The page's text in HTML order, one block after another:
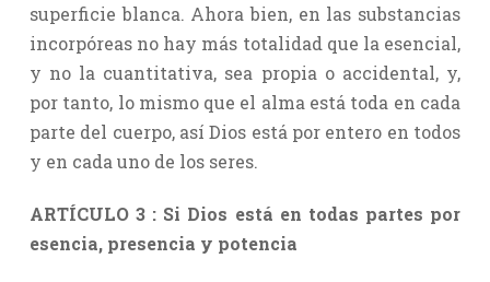
superficie blanca. Ahora bien, en las substancias
incorpóreas no hay más totalidad que la esencial,
y no la cuantitativa, sea propia o accidental, y,
por tanto, lo mismo que el alma está toda en cada
parte del cuerpo, así Dios está por entero en todos
y en cada uno de los seres.
ARTÍCULO 3 : Si Dios está en todas partes por
esencia, presencia y potencia